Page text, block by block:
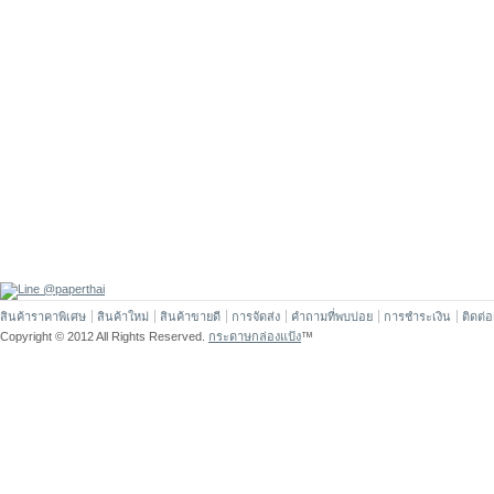
สินค้าราคาพิเศษ สินค้าใหม่ สินค้าขายดี การจัดส่ง คำถามที่พบบ่อย การชำระเงิน
ติดต่อ
Copyright © 2012 All Rights Reserved. กระดาษกล่องแป้ง™